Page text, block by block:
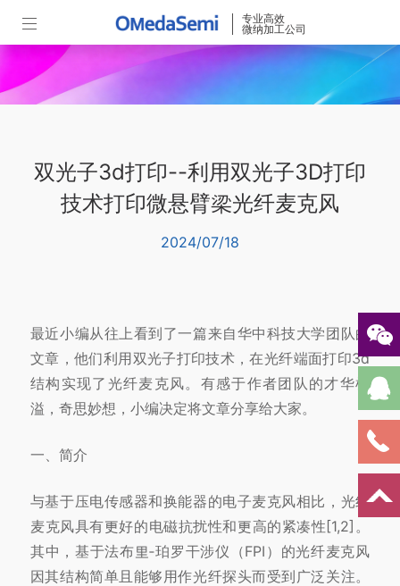
专业高效
微纳加工公司
双光子3d打印--利用双光子3D打印
技术打印微悬臂梁光纤麦克风
2024/07/18
最近小编从往上看到了一篇来自华中科技大学团队的
文章，他们利用双光子打印技术，在光纤端面打印3d
结构实现了光纤麦克风。有感于作者团队的才华横
溢，奇思妙想，小编决定将文章分享给大家。
一、简介
与基于压电传感器和换能器的电子麦克风相比，光纤
麦克风具有更好的电磁抗扰性和更高的紧凑性[1,2]。
其中，基于法布里‑珀罗干涉仪（FPI）的光纤麦克风
因其结构简单且能够用作光纤探头而受到广泛关注。